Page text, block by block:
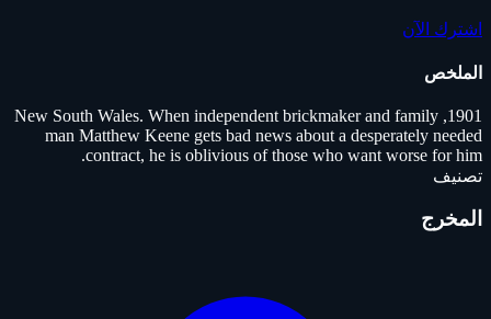
اشترك الآن
الملخص
1901, New South Wales. When independent brickmaker and family
man Matthew Keene gets bad news about a desperately needed
contract, he is oblivious of those who want worse for him.
تصنيف
المخرج